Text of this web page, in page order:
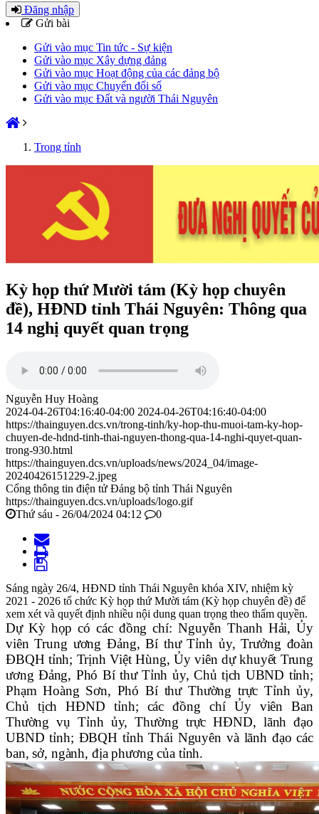
Đăng nhập
Gửi bài
Gửi vào mục Tin tức - Sự kiện
Gửi vào mục Xây dựng đảng
Gửi vào mục Hoạt động của các đảng bộ
Gửi vào mục Chuyển đổi số
Gửi vào mục Đất và người Thái Nguyên
Trong tỉnh
Kỳ họp thứ Mười tám (Kỳ họp chuyên
đề), HĐND tỉnh Thái Nguyên: Thông qua
14 nghị quyết quan trọng
Nguyễn Huy Hoàng
2024-04-26T04:16:40-04:00 2024-04-26T04:16:40-04:00
https://thainguyen.dcs.vn/trong-tinh/ky-hop-thu-muoi-tam-ky-hop-
chuyen-de-hdnd-tinh-thai-nguyen-thong-qua-14-nghi-quyet-quan-
trong-930.html
https://thainguyen.dcs.vn/uploads/news/2024_04/image-
20240426151229-2.jpeg
Cổng thông tin điện tử Đảng bộ tỉnh Thái Nguyên
https://thainguyen.dcs.vn/uploads/logo.gif
Thứ sáu - 26/04/2024 04:12
0
Sáng ngày 26/4, HĐND tỉnh Thái Nguyên khóa XIV, nhiệm kỳ
2021 - 2026 tổ chức Kỳ họp thứ Mười tám (Kỳ họp chuyên đề) để
xem xét và quyết định nhiều nội dung quan trọng theo thẩm quyền.
Dự Kỳ họp có các đồng chí: Nguyễn Thanh Hải, Ủy
viên Trung ương Đảng, Bí thư Tỉnh ủy, Trưởng đoàn
ĐBQH tỉnh; Trịnh Việt Hùng, Ủy viên dự khuyết Trung
ương Đảng, Phó Bí thư Tỉnh ủy, Chủ tịch UBND tỉnh;
Phạm Hoàng Sơn, Phó Bí thư Thường trực Tỉnh ủy,
Chủ tịch HĐND tỉnh; các đồng chí Ủy viên Ban
Thường vụ Tỉnh ủy, Thường trực HĐND, lãnh đạo
UBND tỉnh; ĐBQH tỉnh Thái Nguyên và lãnh đạo các
ban, sở, ngành, địa phương của tỉnh.